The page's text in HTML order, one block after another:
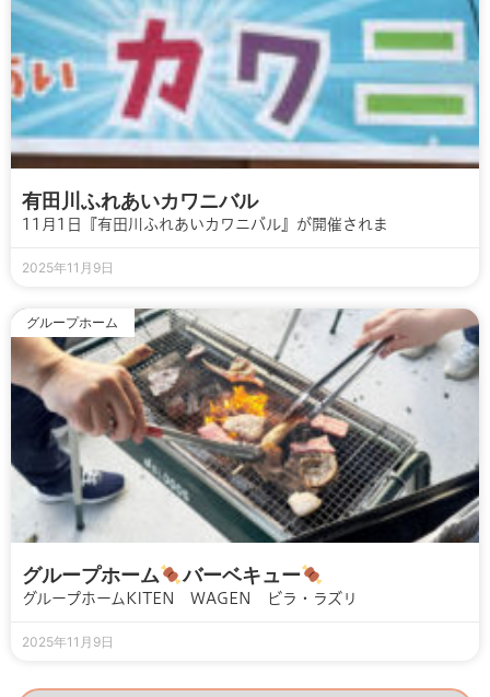
有田川ふれあいカワニバル
11月1日『有田川ふれあいカワニバル』が開催されま
2025年11月9日
グループホーム
グループホーム バーベキュー
グループホームKITEN WAGEN ビラ・ラズリ
2025年11月9日